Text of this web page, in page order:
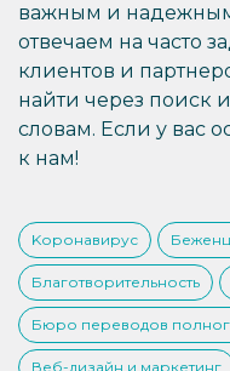
важным и
отвечаем на часто
клиентов и
найти через поиск
словам. Если у вас
к нам!
Kоронавирус
Благотворительность
Бюро переводов
Веб-дизайн и маркетинг